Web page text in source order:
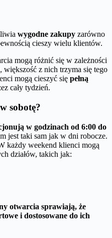
wygodne zakupy zarówno
cieszy wielu klientów.
mogą różnić się w zależności
z nich trzyma się tego
mogą cieszyć się pełną
cały tydzień.
sobotę?
w godzinach od 6:00 do
jest taki sam jak w dni robocze.
każdy weekend klienci mogą
działów, takich jak:
otwarcia sprawiają, że
i dostosowane do ich